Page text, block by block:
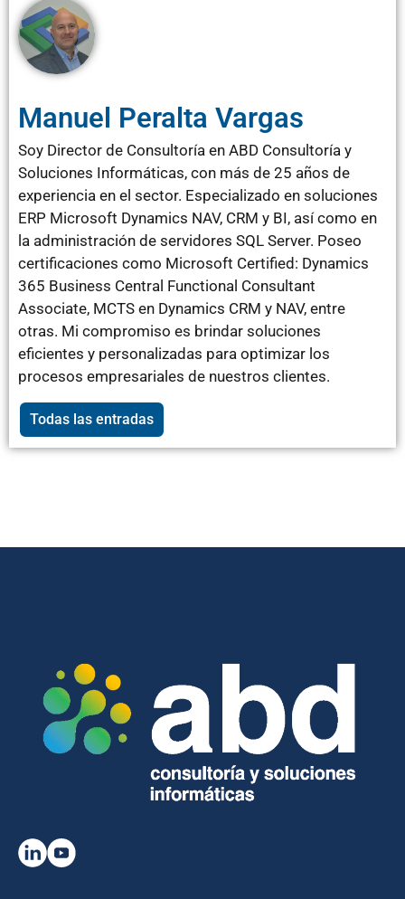
Manuel Peralta Vargas
Soy Director de Consultoría en ABD Consultoría y
Soluciones Informáticas, con más de 25 años de
experiencia en el sector. Especializado en soluciones
ERP Microsoft Dynamics NAV, CRM y BI, así como en
la administración de servidores SQL Server. Poseo
certificaciones como Microsoft Certified: Dynamics
365 Business Central Functional Consultant
Associate, MCTS en Dynamics CRM y NAV, entre
otras. Mi compromiso es brindar soluciones
eficientes y personalizadas para optimizar los
procesos empresariales de nuestros clientes.
Todas las entradas